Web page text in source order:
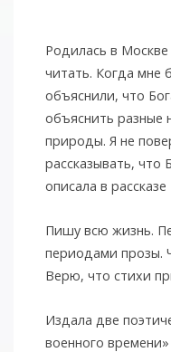
Родилась в Москве
читать. Когда мне
объяснили, что
объяснить разные
природы. Я не
рассказывать, что
описала в
Пишу всю жизнь.
периодами прозы.
Верю, что стихи
Издала две
военного